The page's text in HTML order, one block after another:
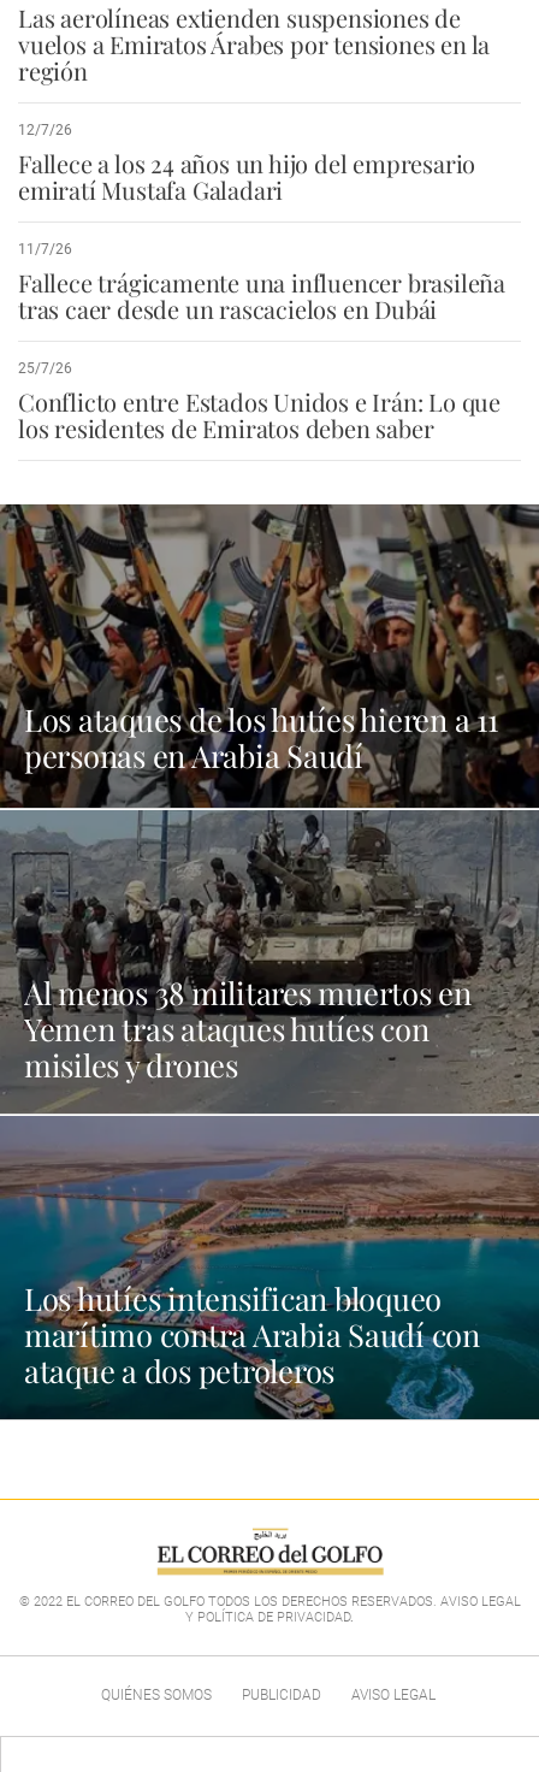
Las aerolíneas extienden suspensiones de
vuelos a Emiratos Árabes por tensiones en la
región
12/7/26
Fallece a los 24 años un hijo del empresario
emiratí Mustafa Galadari
11/7/26
Fallece trágicamente una influencer brasileña
tras caer desde un rascacielos en Dubái
25/7/26
Conflicto entre Estados Unidos e Irán: Lo que
los residentes de Emiratos deben saber
Los ataques de los hutíes hieren a 11
personas en Arabia Saudí
Al menos 38 militares muertos en
Yemen tras ataques hutíes con
misiles y drones
Los hutíes intensifican bloqueo
marítimo contra Arabia Saudí con
ataque a dos petroleros
© 2022 EL CORREO DEL GOLFO TODOS LOS DERECHOS RESERVADOS. AVISO LEGAL
Y POLÍTICA DE PRIVACIDAD.
QUIÉNES SOMOS PUBLICIDAD AVISO LEGAL